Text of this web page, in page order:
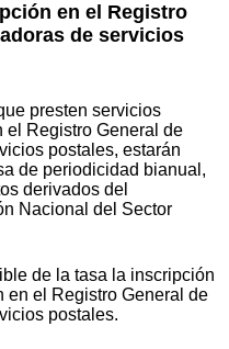
en el Registro
de servicios
presten servicios
el Registro General de
postales, estarán
de periodicidad bianual,
derivados del
Nacional del Sector
de la tasa la inscripción
en el Registro General de
postales.